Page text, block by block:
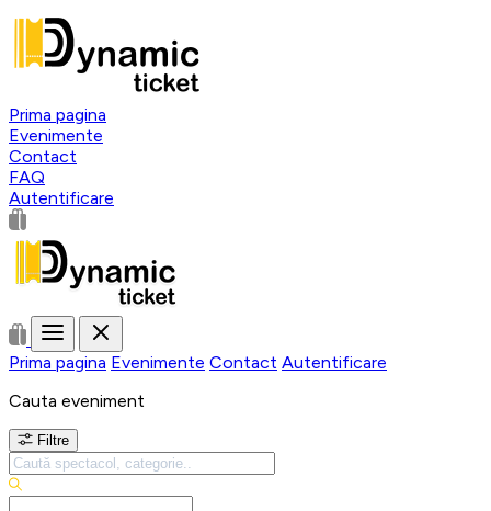
Prima pagina
Evenimente
Contact
FAQ
Autentificare
Prima pagina Evenimente Contact Autentificare
Cauta eveniment
Filtre